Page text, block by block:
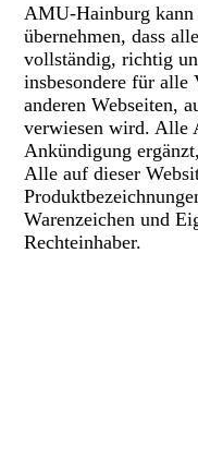
AMU-Hainburg kann
übernehmen, dass
vollständig, richtig
insbesondere für
anderen Webseiten,
verwiesen wird. Alle
Ankündigung
Alle auf dieser
Warenzeichen und
Rechteinhaber.